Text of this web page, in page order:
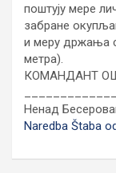
поштују мере
забране
и меру држања
метра).
КОМАНДАНТ
Ненад
Naredba Štaba